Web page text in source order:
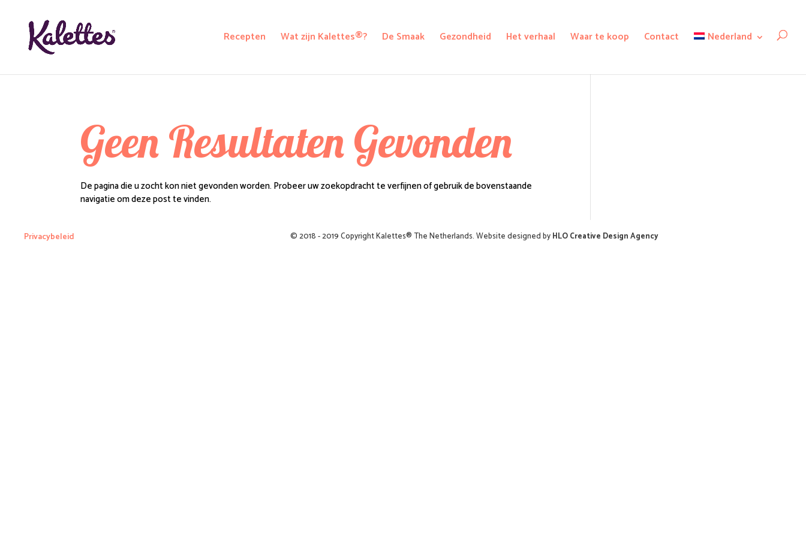
Recepten Wat zijn Kalettes®? De Smaak Gezondheid Het verhaal Waar te koop Contact Nederland
Geen Resultaten Gevonden
De pagina die u zocht kon niet gevonden worden. Probeer uw zoekopdracht te verfijnen of gebruik de bovenstaande
navigatie om deze post te vinden.
Privacybeleid © 2018 - 2019 Copyright Kalettes® The Netherlands. Website designed byHLO Creative Design Agency